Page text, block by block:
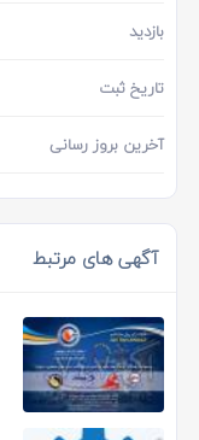
بازدید
تاریخ ثبت
آخرین بروز رسانی
آگهی های مرتبط